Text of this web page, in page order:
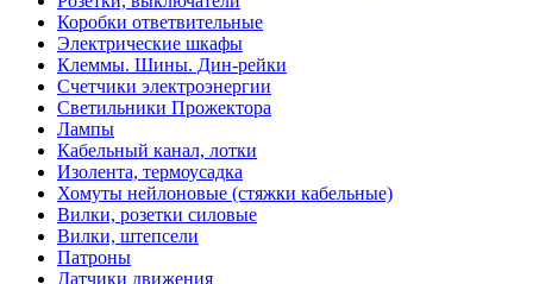
Коробки ответвительные
Электрические шкафы
Клеммы. Шины. Дин-рейки
Счетчики электроэнергии
Светильники Прожектора
Лампы
Кабельный канал, лотки
Изолента, термоусадка
Хомуты нейлоновые (стяжки кабельные)
Вилки, розетки силовые
Вилки, штепсели
Патроны
Датчики движения